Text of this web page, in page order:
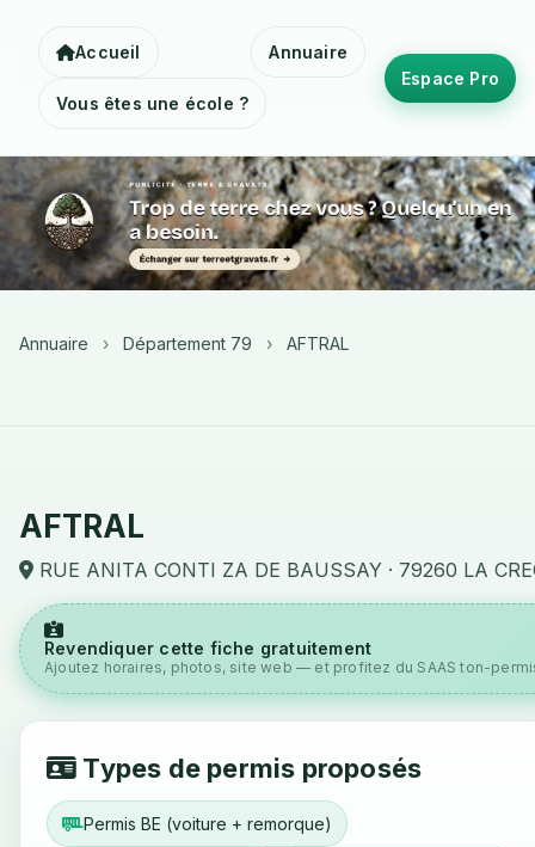
Accueil Annuaire
Vous êtes une école ?
Espace Pro
Annuaire › Département 79 › AFTRAL
AFTRAL
RUE ANITA CONTI ZA DE BAUSSAY · 79260 LA
Revendiquer cette fiche gratuitement
Ajoutez horaires, photos, site web — et profitez du SAAS ton-
Types de permis proposés
Permis BE (voiture + remorque)